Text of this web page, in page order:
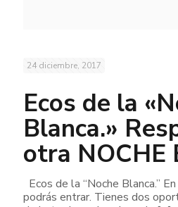
24 diciembre, 2017
Ecos de la
Blanca.»
otra NOCHE
Ecos de la “Noche Blanca.”
podrás entrar. Tienes dos